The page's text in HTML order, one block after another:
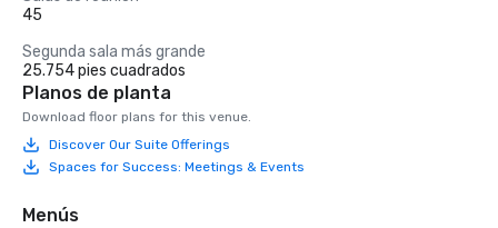
45
Segunda sala más grande
25.754 pies cuadrados
Planos de planta
Download floor plans for this venue.
Discover Our Suite Offerings
Spaces for Success: Meetings & Events
Menús